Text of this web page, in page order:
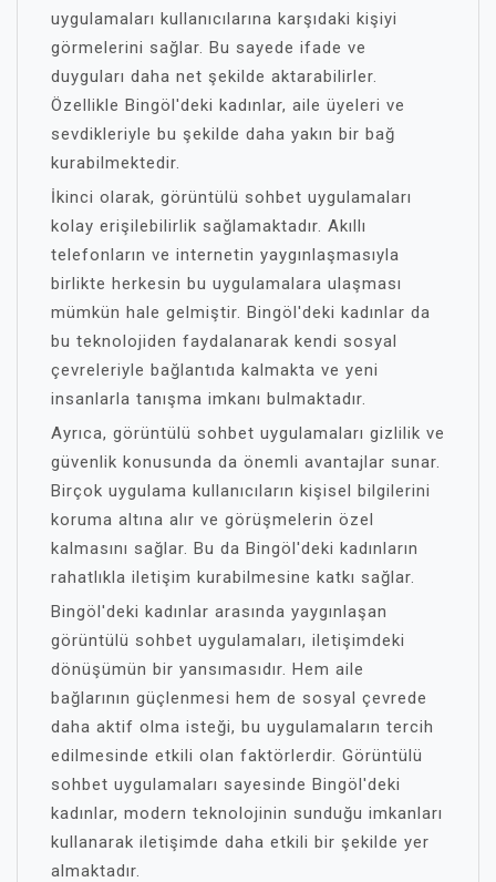
uygulamaları kullanıcılarına karşıdaki kişiyi
görmelerini sağlar. Bu sayede ifade ve
duyguları daha net şekilde aktarabilirler.
Özellikle Bingöl'deki kadınlar, aile üyeleri ve
sevdikleriyle bu şekilde daha yakın bir bağ
kurabilmektedir.
İkinci olarak, görüntülü sohbet uygulamaları
kolay erişilebilirlik sağlamaktadır. Akıllı
telefonların ve internetin yaygınlaşmasıyla
birlikte herkesin bu uygulamalara ulaşması
mümkün hale gelmiştir. Bingöl'deki kadınlar da
bu teknolojiden faydalanarak kendi sosyal
çevreleriyle bağlantıda kalmakta ve yeni
insanlarla tanışma imkanı bulmaktadır.
Ayrıca, görüntülü sohbet uygulamaları gizlilik ve
güvenlik konusunda da önemli avantajlar sunar.
Birçok uygulama kullanıcıların kişisel bilgilerini
koruma altına alır ve görüşmelerin özel
kalmasını sağlar. Bu da Bingöl'deki kadınların
rahatlıkla iletişim kurabilmesine katkı sağlar.
Bingöl'deki kadınlar arasında yaygınlaşan
görüntülü sohbet uygulamaları, iletişimdeki
dönüşümün bir yansımasıdır. Hem aile
bağlarının güçlenmesi hem de sosyal çevrede
daha aktif olma isteği, bu uygulamaların tercih
edilmesinde etkili olan faktörlerdir. Görüntülü
sohbet uygulamaları sayesinde Bingöl'deki
kadınlar, modern teknolojinin sunduğu imkanları
kullanarak iletişimde daha etkili bir şekilde yer
almaktadır.